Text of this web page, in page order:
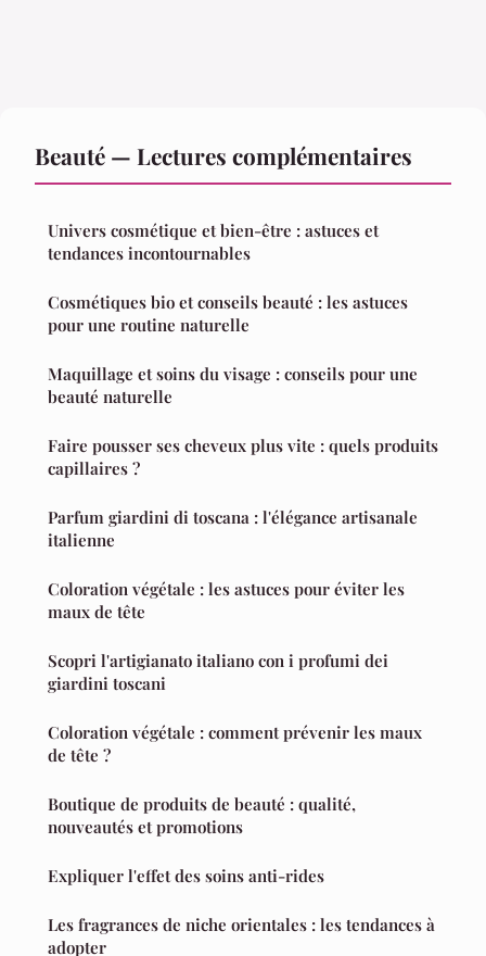
Beauté — Lectures complémentaires
Univers cosmétique et bien-être : astuces et
tendances incontournables
Cosmétiques bio et conseils beauté : les astuces
pour une routine naturelle
Maquillage et soins du visage : conseils pour une
beauté naturelle
Faire pousser ses cheveux plus vite : quels produits
capillaires ?
Parfum giardini di toscana : l'élégance artisanale
italienne
Coloration végétale : les astuces pour éviter les
maux de tête
Scopri l'artigianato italiano con i profumi dei
giardini toscani
Coloration végétale : comment prévenir les maux
de tête ?
Boutique de produits de beauté : qualité,
nouveautés et promotions
Expliquer l'effet des soins anti-rides
Les fragrances de niche orientales : les tendances à
adopter